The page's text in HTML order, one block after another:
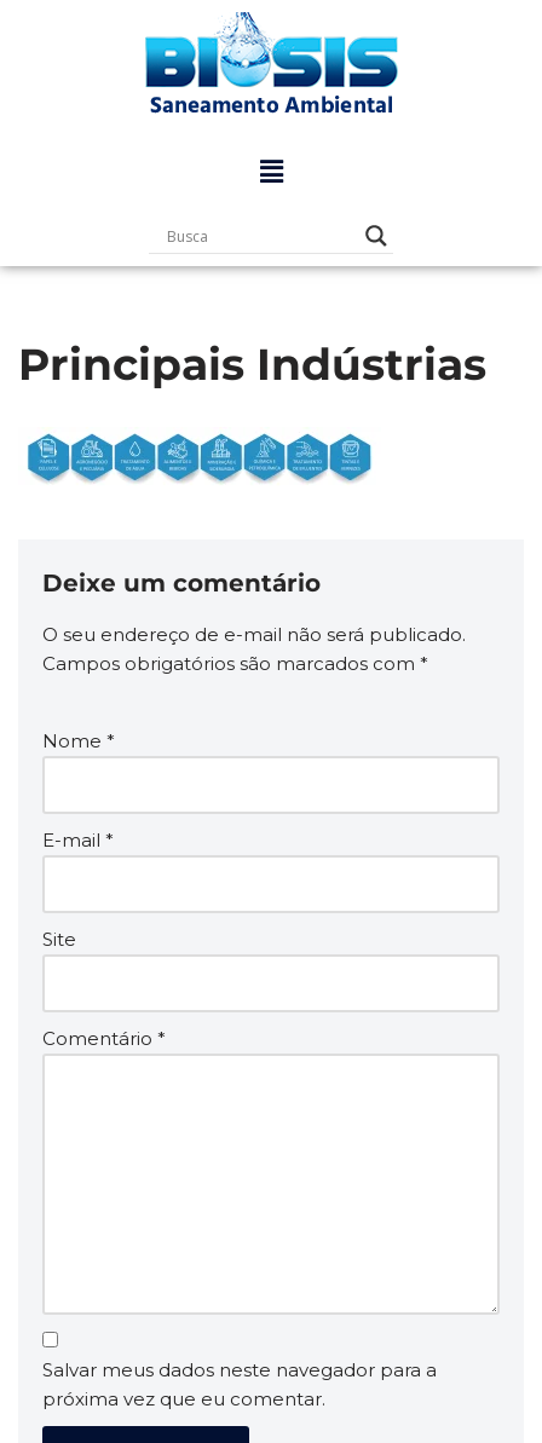
Principais Indústrias
Deixe um comentário
O seu endereço de e-mail não será publicado.
Campos obrigatórios são marcados com *
Nome *
E-mail *
Site
Comentário *
Salvar meus dados neste navegador para a
próxima vez que eu comentar.